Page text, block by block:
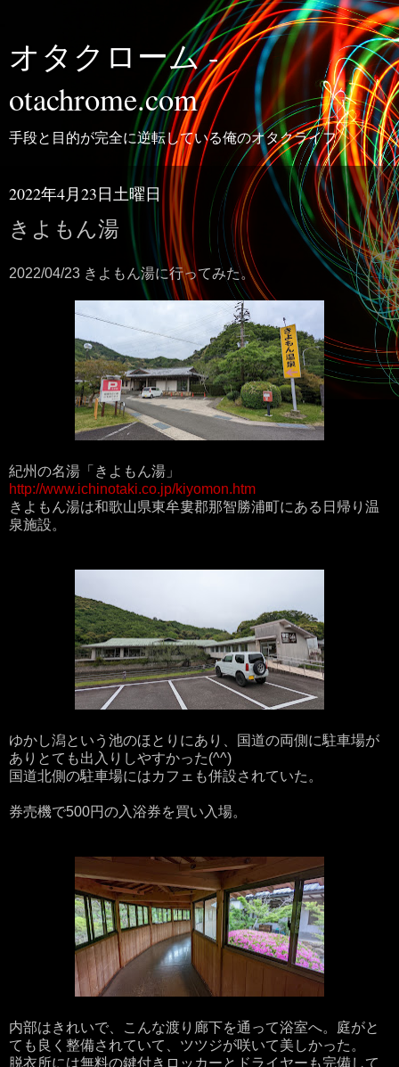
オタクローム -
otachrome.com
手段と目的が完全に逆転している俺のオタクライフ
2022年4月23日土曜日
きよもん湯
2022/04/23 きよもん湯に行ってみた。
紀州の名湯「きよもん湯」
http://www.ichinotaki.co.jp/kiyomon.htm
きよもん湯は和歌山県東牟婁郡那智勝浦町にある日帰り温
泉施設。
ゆかし潟という池のほとりにあり、国道の両側に駐車場が
ありとても出入りしやすかった(^^)
国道北側の駐車場にはカフェも併設されていた。
券売機で500円の入浴券を買い入場。
内部はきれいで、こんな渡り廊下を通って浴室へ。庭がと
ても良く整備されていて、ツツジが咲いて美しかった。
脱衣所には無料の鍵付きロッカーとドライヤーも完備して